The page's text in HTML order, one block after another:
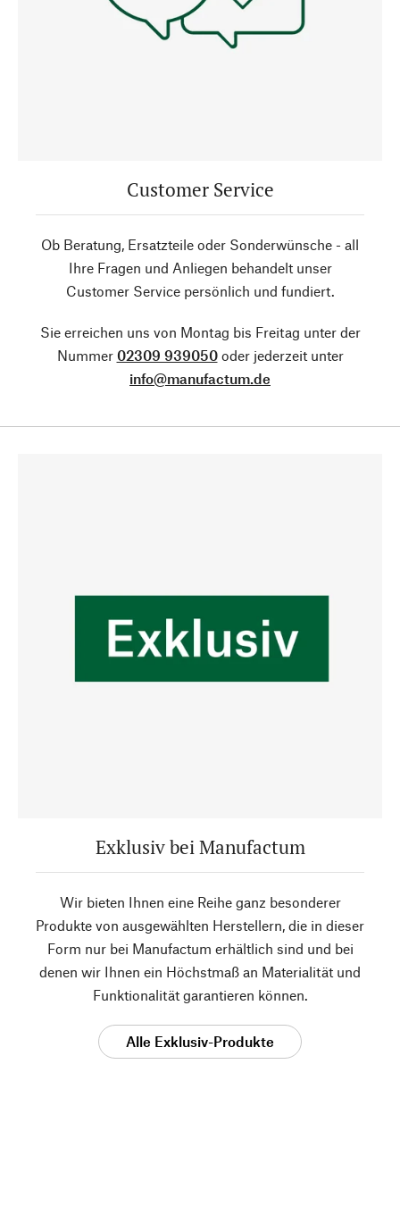
Customer Service
Ob Beratung, Ersatzteile oder Sonderwünsche - all
Ihre Fragen und Anliegen behandelt unser
Customer Service persönlich und fundiert.
Sie erreichen uns von Montag bis Freitag unter der
Nummer 02309 939050oder jederzeit unter
info@manufactum.de
Exklusiv bei Manufactum
Wir bieten Ihnen eine Reihe ganz besonderer
Produkte von ausgewählten Herstellern, die in dieser
Form nur bei Manufactum erhältlich sind und bei
denen wir Ihnen ein Höchstmaß an Materialität und
Funktionalität garantieren können.
Alle Exklusiv-Produkte